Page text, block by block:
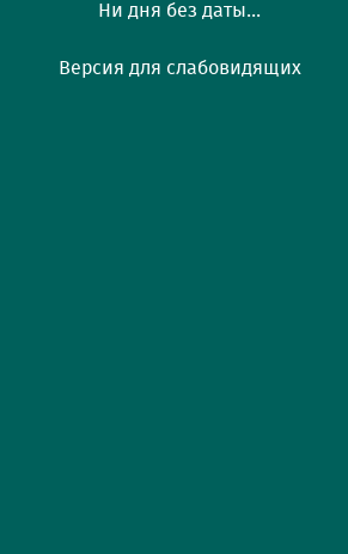
Ни дня без даты...
Версия для слабовидящих